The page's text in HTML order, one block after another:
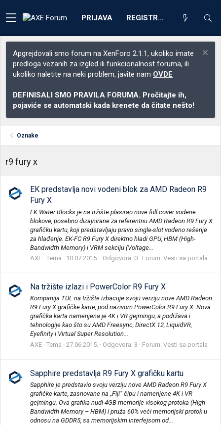
PRIJAVA REGISTRACIJA
Apgrejdovali smo forum na XenForo 2.1.1, ukoliko imate
predloga vezanih za izgled ili funkcionalnost foruma, ili
ukoliko naletite na neki problem, javite nam OVDE
DEFINISALI SMO PRAVILA FORUMA. Pročitajte ih,
pojaviće se automatski kada krenete da čitate nešto!
Oznake
r9 fury x
EK predstavlja novi vodeni blok za AMD Radeon R9
Fury X
EK Water Blocks je na tržište plasirao nove full cover vodene
blokove, posebno dizajnirane za referentnu AMD Radeon R9 Fury X
grafičku kartu, koji predstavljaju pravo single-slot vodeno rešenje
za hlađenje. EK-FC R9 Fury X direktno hladi GPU, HBM (High-
Bandwidth Memory) i VRM sekciju (Voltage...
AXE Tema 10.07.2015. Odgovora: 0 Forum: Vesti sa portala
Na tržište izlazi i PowerColor R9 Fury X
Kompanija TUL na tržište izbacuje svoju verziju nove AMD Radeon
R9 Fury X grafičke karte, pod nazivom PowerColor R9 Fury X. Nova
grafička karta namenjena je 4K i VR gejmingu, a podržava i
tehnologije kao što su AMD Freesync, DirectX 12, LiquidVR,
Eyefinity i Virtual Super Resolution...
AXE Tema 27.06.2015. Odgovora: 3 Forum: Vesti sa portala
Sapphire predstavlja R9 Fury X grafičku kartu
Sapphire je predstavio svoju verziju nove AMD Radeon R9 Fury X
grafičke karte, zasnovane na „Fiji“ čipu i namenjene 4K i VR
gejmingu. Ova grafika nudi 4GB memorije visokog protoka (High-
Bandwidth Memory – HBM) i pruža 60% veći memorijski protok u
odnosu na GDDR5, sa memorijskim interfejsom od...